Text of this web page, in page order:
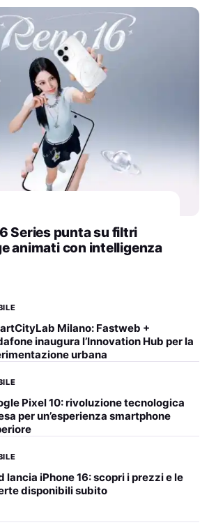
Series punta su filtri
animati con intelligenza
Milano: Fastweb +
inaugura l’Innovation Hub per la
urbana
Pixel 10: rivoluzione tecnologica
per un’esperienza smartphone
lancia iPhone 16: scopri i prezzi e le
disponibili subito